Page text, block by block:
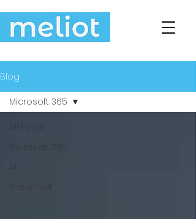
Blog
All Posts
Microsoft 365
AI
Sicherheit
Microsoft 365